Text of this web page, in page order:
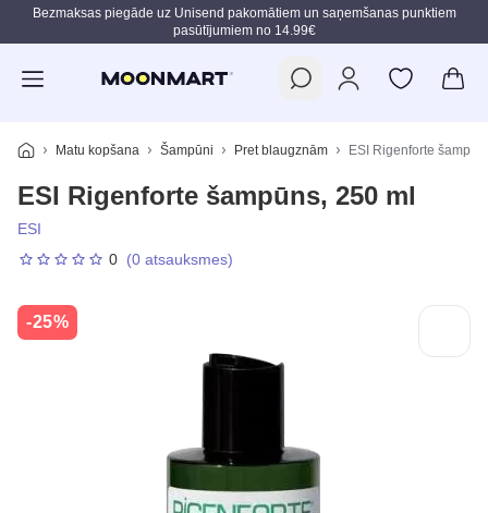
Pāriet uz galveno saturu
Bezmaksas piegāde uz Unisend pakomātiem un saņemšanas punktiem
pasūtījumiem no 14.99€
Matu kopšana Šampūni Pret blaugznām ESI Rigenforte
ESI Rigenforte šampūns, 250 ml
ESI
0 (0 atsauksmes)
-25%